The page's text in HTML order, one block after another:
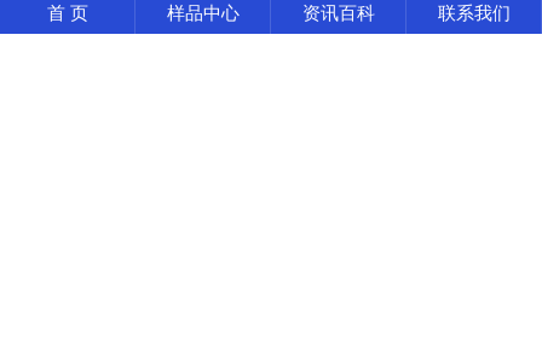
首页 CNC加工 样品中心 关于伟迈特 网站地图
首 页 样品中心 资讯百科 联系我们